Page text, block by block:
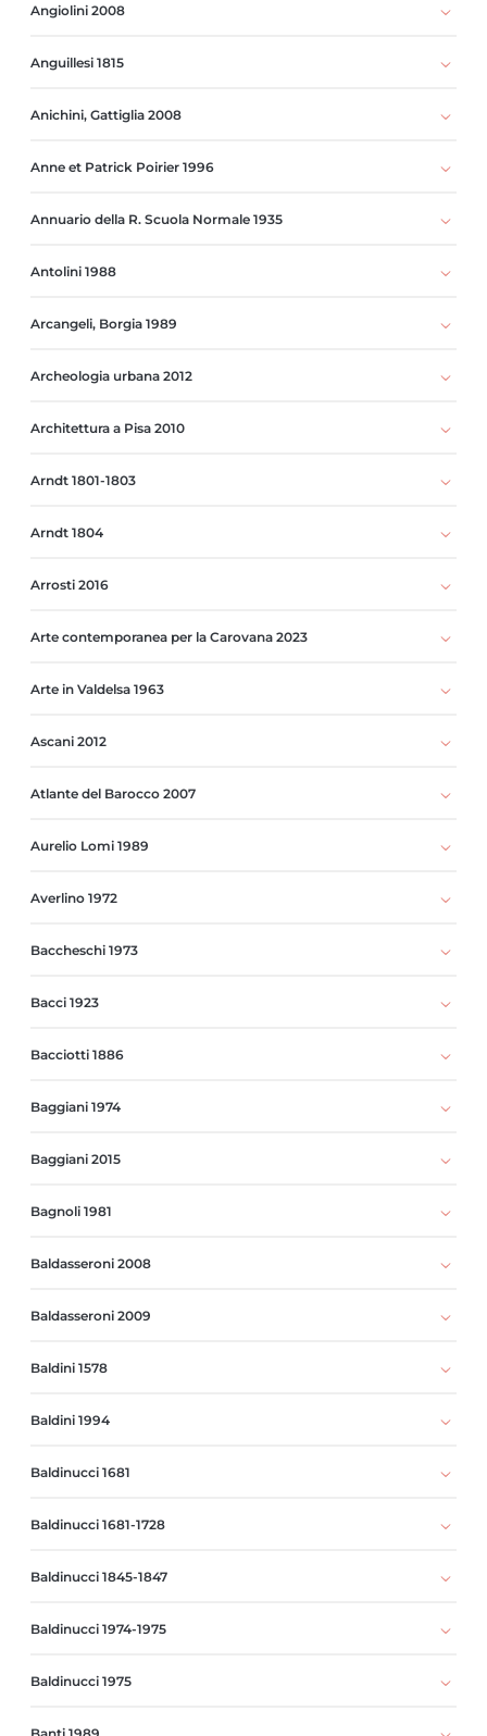
Angiolini 2008
Anguillesi 1815
Anichini, Gattiglia 2008
Anne et Patrick Poirier 1996
Annuario della R. Scuola Normale 1935
Antolini 1988
Arcangeli, Borgia 1989
Archeologia urbana 2012
Architettura a Pisa 2010
Arndt 1801-1803
Arndt 1804
Arrosti 2016
Arte contemporanea per la Carovana 2023
Arte in Valdelsa 1963
Ascani 2012
Atlante del Barocco 2007
Aurelio Lomi 1989
Averlino 1972
Baccheschi 1973
Bacci 1923
Bacciotti 1886
Baggiani 1974
Baggiani 2015
Bagnoli 1981
Baldasseroni 2008
Baldasseroni 2009
Baldini 1578
Baldini 1994
Baldinucci 1681
Baldinucci 1681-1728
Baldinucci 1845-1847
Baldinucci 1974-1975
Baldinucci 1975